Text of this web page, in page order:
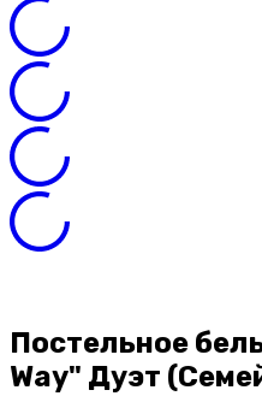
Постельное
Way" Дуэт